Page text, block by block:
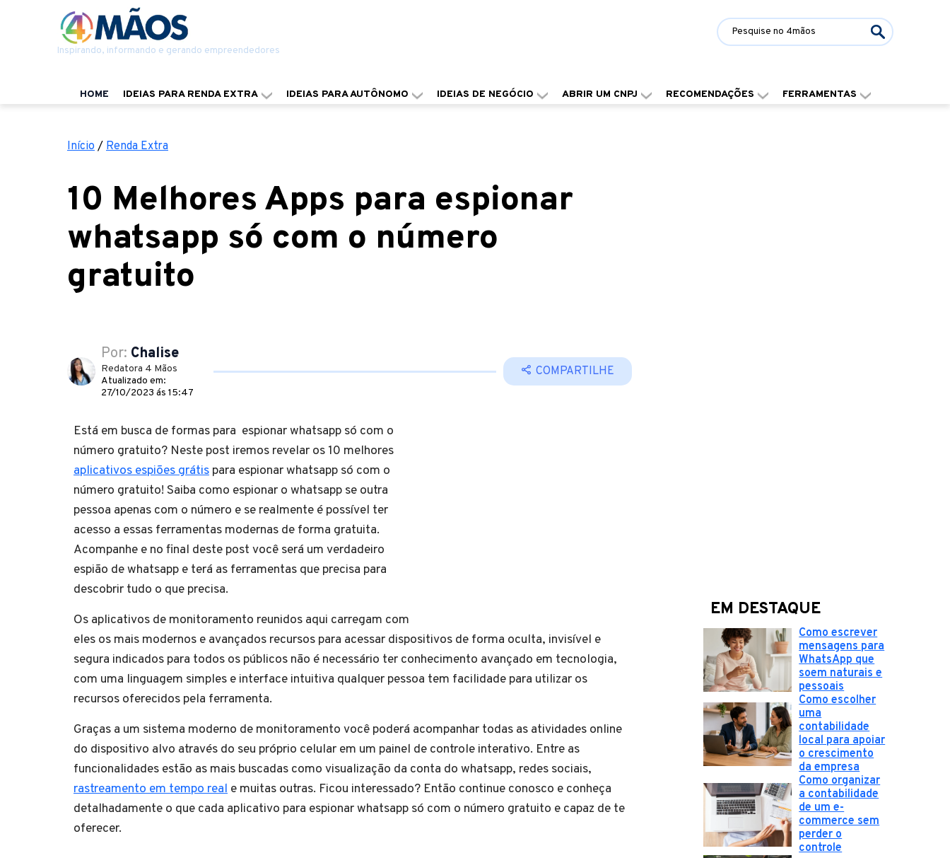
Inspirando, informando e gerando empreendedores
HOME IDEIAS PARA RENDA EXTRA IDEIAS PARA AUTÔNOMO IDEIAS DE NEGÓCIO ABRIR UM CNPJ RECOMENDAÇÕES FERRAMENTAS
Início / Renda Extra
10 Melhores Apps para espionar
whatsapp só com o número
gratuito
Por: Chalise
Redatora 4 Mãos
Atualizado em:
27/10/2023 ás 15:47
COMPARTILHE
Está em busca de formas para espionar whatsapp só com o
número gratuito? Neste post iremos revelar os 10 melhores
aplicativos espiões grátis para espionar whatsapp só com o
número gratuito! Saiba como espionar o whatsapp se outra
pessoa apenas com o número e se realmente é possível ter
acesso a essas ferramentas modernas de forma gratuita.
Acompanhe e no final deste post você será um verdadeiro
espião de whatsapp e terá as ferramentas que precisa para
descobrir tudo o que precisa.
Os aplicativos de monitoramento reunidos aqui carregam com
eles os mais modernos e avançados recursos para acessar dispositivos de forma oculta, invisível e
segura indicados para todos os públicos não é necessário ter conhecimento avançado em tecnologia,
com uma linguagem simples e interface intuitiva qualquer pessoa tem facilidade para utilizar os
recursos oferecidos pela ferramenta.
Graças a um sistema moderno de monitoramento você poderá acompanhar todas as atividades online
do dispositivo alvo através do seu próprio celular em um painel de controle interativo. Entre as
funcionalidades estão as mais buscadas como visualização da conta do whatsapp, redes sociais,
rastreamento em tempo real e muitas outras. Ficou interessado? Então continue conosco e conheça
detalhadamente o que cada aplicativo para espionar whatsapp só com o número gratuito e capaz de te
oferecer.
EM DESTAQUE
Como escrever
mensagens para
WhatsApp que
soem naturais e
pessoais
Como escolher
uma
contabilidade
local para apoiar
o crescimento
da empresa
Como organizar
a contabilidade
de um e-
commerce sem
perder o
controle